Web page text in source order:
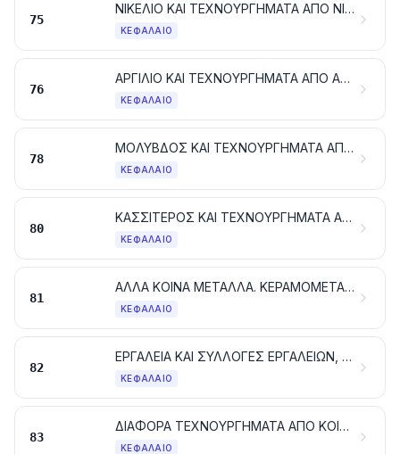
75
ΝΙΚΕΛΙΟ ΚΑΙ ΤΕΧΝΟΥΡΓΗΜΑΤΑ ΑΠΟ ΝΙΚΕΛΙΟ
ΚΕΦΆΛΑΙΟ
76
ΑΡΓΙΛΙΟ ΚΑΙ ΤΕΧΝΟΥΡΓΗΜΑΤΑ ΑΠΟ ΑΡΓΙΛΙΟ
ΚΕΦΆΛΑΙΟ
78
ΜΟΛΥΒΔΟΣ ΚΑΙ ΤΕΧΝΟΥΡΓΗΜΑΤΑ ΑΠΟ ΜΟΛΥΒΔΟ
ΚΕΦΆΛΑΙΟ
80
ΚΑΣΣΙΤΕΡΟΣ ΚΑΙ ΤΕΧΝΟΥΡΓΗΜΑΤΑ ΑΠΟ ΚΑΣΣΙΤΕΡΟ
ΚΕΦΆΛΑΙΟ
81
ΑΛΛΑ ΚΟΙΝΑ ΜΕΤΑΛΛΑ. ΚΕΡΑΜΟΜΕΤΑΛΛΟΥΡΓΙΚΕΣ ΣΥΝΘΕΣΕΙΣ. ΤΕΧΝΟΥΡΓΗΜΑΤΑ ΑΠΟ ΤΙΣ ΥΛΕΣ ΑΥΤΕΣ
ΚΕΦΆΛΑΙΟ
82
ΕΡΓΑΛΕΙΑ ΚΑΙ ΣΥΛΛΟΓΕΣ ΕΡΓΑΛΕΙΩΝ, ΕΙΔΗ ΜΑΧΑΙΡΟΠΟΙΙΑΣ, ΚΟΥΤΑΛΙΑ ΚΑΙ ΠΙΡΟΥΝΙΑ, ΑΠΟ ΚΟΙΝΑ ΜΕΤΑΛΛΑ. ΜΕΡΗ ΤΩΝ ΕΙΔΩΝ ΑΥΤΩΝ, ΑΠΟ ΚΟΙΝΑ ΜΕΤΑΛΛΑ
ΚΕΦΆΛΑΙΟ
83
ΔΙΑΦΟΡΑ ΤΕΧΝΟΥΡΓΗΜΑΤΑ ΑΠΟ ΚΟΙΝΑ ΜΕΤΑΛΛΑ
ΚΕΦΆΛΑΙΟ